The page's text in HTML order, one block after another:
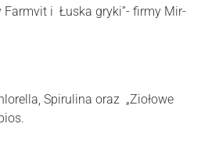
Farmvit i Łuska gryki”- firmy Mir-
Spirulina oraz „Ziołowe